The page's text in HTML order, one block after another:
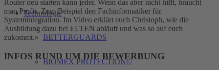
Technologie
BETTERGUARDS
BIOMEX PROTECTION©
Router neu starten kann jeder. Wenn das aber nicht hilft, braucht
man Profis. Zum Beispiel den Fachinformatiker für
Systemintegration. Im Video erklärt euch Christoph, wie die
Ausbildung dazu bei ELTEN abläuft und was so auf euch
zukommt.
INFOS RUND UM DIE BEWERBUNG